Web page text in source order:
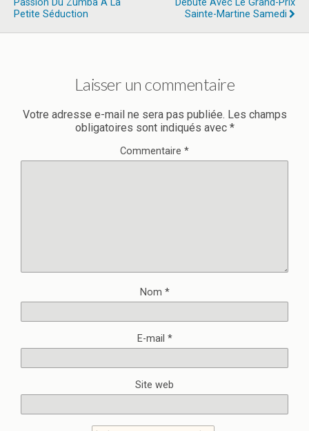
Petite Séduction
Sainte-Martine Samedi
Laisser un commentaire
Votre adresse e-mail ne sera pas publiée. Les champs
obligatoires sont indiqués avec *
Commentaire *
Nom *
E-mail *
Site web